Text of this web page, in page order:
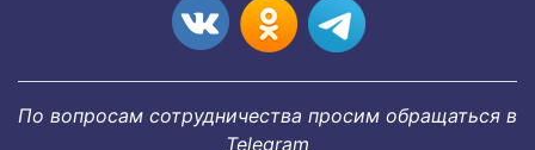
По вопросам сотрудничества просим обращаться в
Telegram